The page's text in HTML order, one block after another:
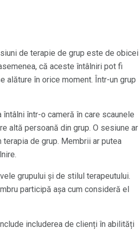
de terapie de grup este de obicei
că aceste întâlniri pot fi
în orice moment. Într-un grup
într-o cameră în care scaunele
altă persoană din grup. O sesiune ar
de grup. Membrii ar putea
grupului și de stilul terapeutului.
participă așa cum consideră el
includerea de clienți în abilități